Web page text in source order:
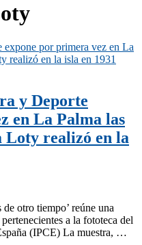
y Deporte
en La Palma las
Loty realizó en la
otro tiempo’ reúne una
a la fototeca del
(IPCE) La muestra, …